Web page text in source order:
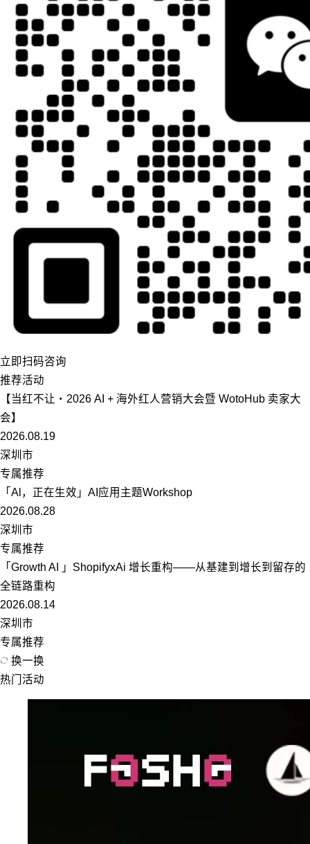
立即扫码咨询
推荐活动
【当红不让・2026 AI + 海外红人营销大会暨 WotoHub 卖家大
会】
2026.08.19
深圳市
专属推荐
「Al，正在生效」AI应用主题Workshop
2026.08.28
深圳市
专属推荐
「Growth AI 」ShopifyxAi 增长重构——从基建到增长到留存的
全链路重构
2026.08.14
深圳市
专属推荐
换一换
热门活动